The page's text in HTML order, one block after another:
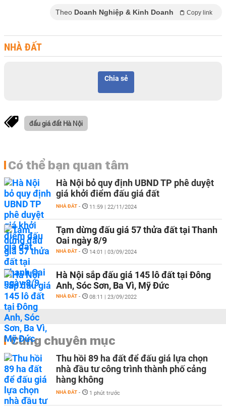
Theo Doanh Nghiệp & Kinh Doanh Copy link
NHÀ ĐẤT
Chia sẻ
đấu giá đất Hà Nội
Có thể bạn quan tâm
Hà Nội bỏ quy định UBND TP phê duyệt
giá khởi điểm đấu giá đất
NHÀ ĐẤT - 11:59 | 22/11/2024
Tạm dừng đấu giá 57 thửa đất tại Thanh
Oai ngày 8/9
NHÀ ĐẤT - 14:01 | 03/09/2024
Hà Nội sắp đấu giá 145 lô đất tại Đông
Anh, Sóc Sơn, Ba Vì, Mỹ Đức
NHÀ ĐẤT - 08:11 | 23/09/2022
Cùng chuyên mục
Thu hồi 89 ha đất để đấu giá lựa chọn
nhà đầu tư công trình thành phố cảng
hàng không
NHÀ ĐẤT - 1 phút trước